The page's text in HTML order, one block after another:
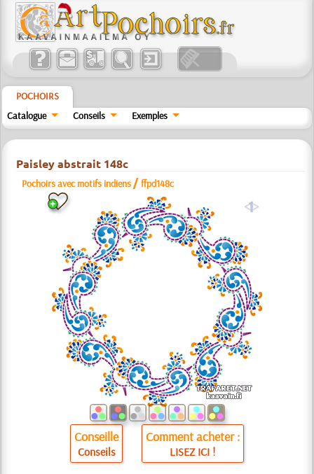
POCHOIRS
Catalogue
Conseils Exemples
Paisley abstrait 148c
Pochoirs avec motifs indiens /ffpd148c
a
Conseille
Conseils
Comment acheter :
LISEZ ICI !